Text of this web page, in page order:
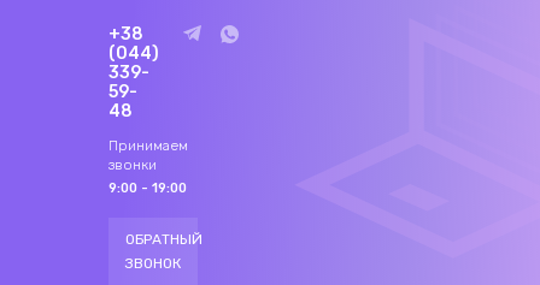
+38
(044)
339-
59-
48
Принимаем
звонки
9:00 - 19:00
ОБРАТНЫЙ
ЗВОНОК